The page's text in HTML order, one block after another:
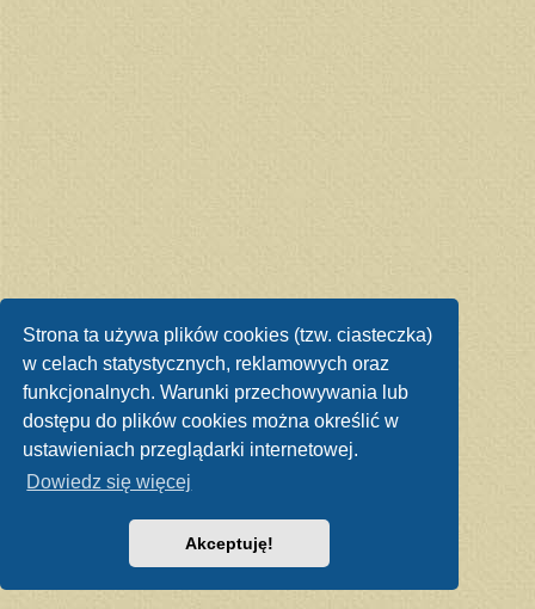
Strona ta używa plików cookies (tzw. ciasteczka)
w celach statystycznych, reklamowych oraz
funkcjonalnych. Warunki przechowywania lub
dostępu do plików cookies można określić w
ustawieniach przeglądarki internetowej.
Dowiedz się więcej
Akceptuję!